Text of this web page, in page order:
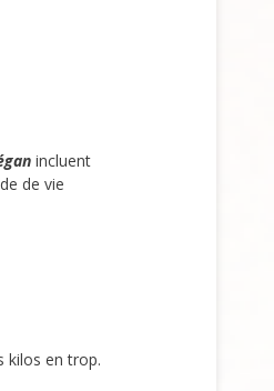
incluent
de vie
kilos en trop.